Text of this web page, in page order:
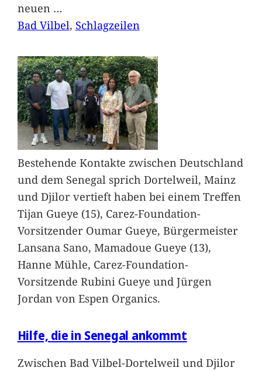
neuen …
Bad Vilbel, Schlagzeilen
Bestehende Kontakte zwischen Deutschland
und dem Senegal sprich Dortelweil, Mainz
und Djilor vertieft haben bei einem Treffen
Tijan Gueye (15), Carez-Foundation-
Vorsitzender Oumar Gueye, Bürgermeister
Lansana Sano, Mamadoue Gueye (13),
Hanne Mühle, Carez-Foundation-
Vorsitzende Rubini Gueye und Jürgen
Jordan von Espen Organics.
Hilfe, die in Senegal ankommt
Zwischen Bad Vilbel-Dortelweil und Djilor